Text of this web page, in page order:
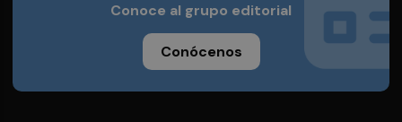
Conoce al grupo editorial
Conócenos